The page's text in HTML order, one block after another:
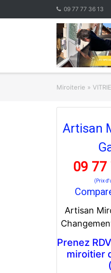
09 77 77 36 13
Miroiterie »
Artisan
09 77
(Prix
Artisan
Prenez
miroitier